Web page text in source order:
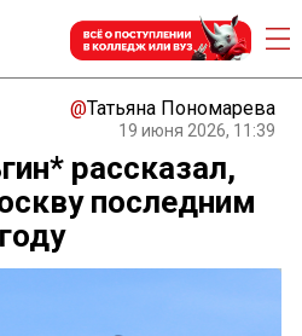
@Татьяна Пономарева
19 июня 2026, 11:39
рассказал,
последним